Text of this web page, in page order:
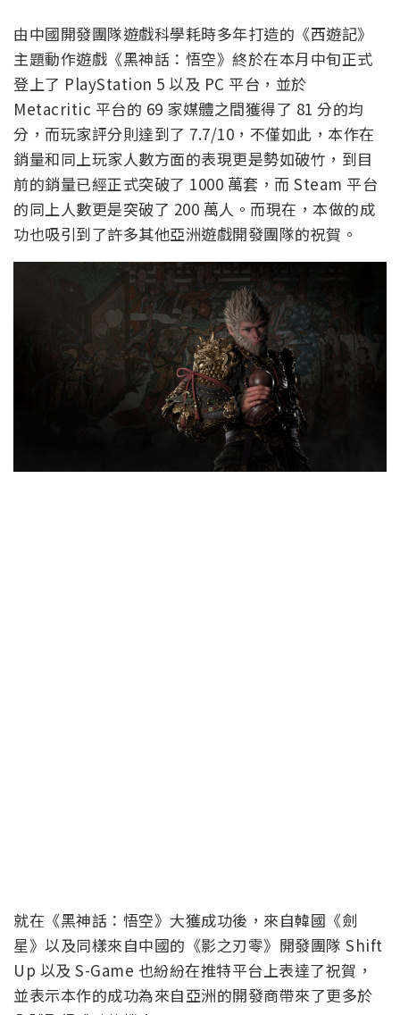
由中國開發團隊遊戲科學耗時多年打造的《西遊記》
主題動作遊戲《黑神話：悟空》終於在本月中旬正式
登上了 PlayStation 5 以及 PC 平台，並於
Metacritic 平台的 69 家媒體之間獲得了 81 分的均
分，而玩家評分則達到了 7.7/10，不僅如此，本作在
銷量和同上玩家人數方面的表現更是勢如破竹，到目
前的銷量已經正式突破了 1000 萬套，而 Steam 平台
的同上人數更是突破了 200 萬人。而現在，本做的成
功也吸引到了許多其他亞洲遊戲開發團隊的祝賀。
就在《黑神話：悟空》大獲成功後，來自韓國《劍
星》以及同樣來自中國的《影之刃零》開發團隊 Shift
Up 以及 S-Game 也紛紛在推特平台上表達了祝賀，
並表示本作的成功為來自亞洲的開發商帶來了更多於